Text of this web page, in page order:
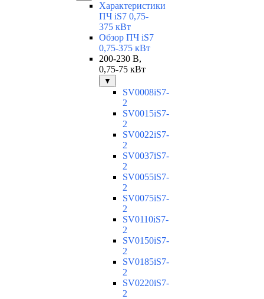
Характеристики
ПЧ iS7 0,75-
375 кВт
Обзор ПЧ iS7
0,75-375 кВт
200-230 В,
0,75-75 кВт
▼
SV0008iS7-
2
SV0015iS7-
2
SV0022iS7-
2
SV0037iS7-
2
SV0055iS7-
2
SV0075iS7-
2
SV0110iS7-
2
SV0150iS7-
2
SV0185iS7-
2
SV0220iS7-
2